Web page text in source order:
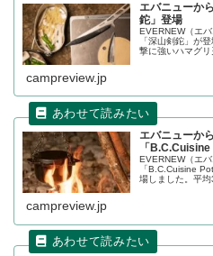
エバニューか
鉈」登場
EVERNEW（エ
「深山剣鉈」が
撃に強いハマグリ
とで料理もでき
campreview.jp
エバニューか
「
EVERNEW（エ
「B.C.Cuisine
場しました。平
campreview.jp